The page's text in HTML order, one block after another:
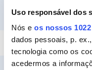
Uso responsável dos
Nós e os nossos
dados pessoais, p.
tecnologia como os
acedermos a
SELAR